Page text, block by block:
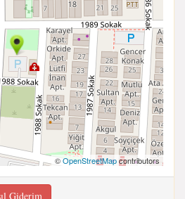
©OpenStreetMapcontributors
Giderim